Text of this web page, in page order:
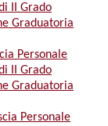
II Grado
Graduatoria
Personale
II Grado
Graduatoria
Personale